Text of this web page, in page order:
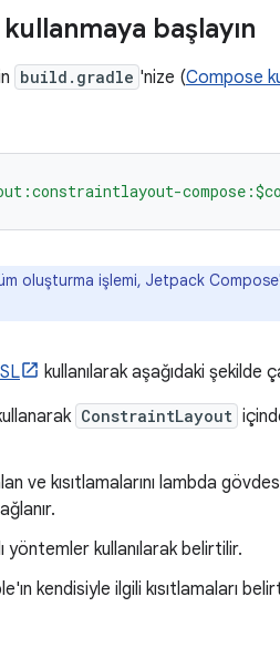
başlayın
build.gradle 'nize (Compose
oluşturma işlemi, Jetpack
kullanılarak aşağıdaki şekilde
ConstraintLayout
ve kısıtlamalarını lambda
yöntemler kullanılarak belirtilir.
kendisiyle ilgili kısıtlamaları